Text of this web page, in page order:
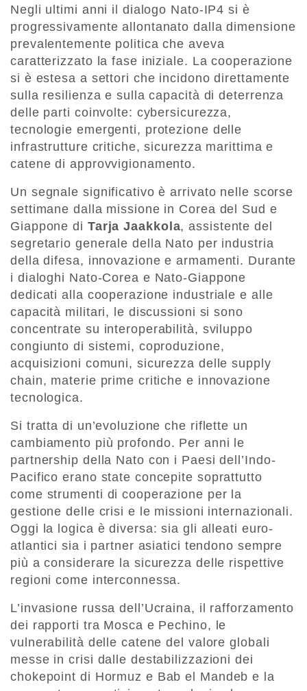
Negli ultimi anni il dialogo Nato-IP4 si è
progressivamente allontanato dalla dimensione
prevalentemente politica che aveva
caratterizzato la fase iniziale. La cooperazione
si è estesa a settori che incidono direttamente
sulla resilienza e sulla capacità di deterrenza
delle parti coinvolte: cybersicurezza,
tecnologie emergenti, protezione delle
infrastrutture critiche, sicurezza marittima e
catene di approvvigionamento.
Un segnale significativo è arrivato nelle scorse
settimane dalla missione in Corea del Sud e
Giappone di Tarja Jaakkola, assistente del
segretario generale della Nato per industria
della difesa, innovazione e armamenti. Durante
i dialoghi Nato-Corea e Nato-Giappone
dedicati alla cooperazione industriale e alle
capacità militari, le discussioni si sono
concentrate su interoperabilità, sviluppo
congiunto di sistemi, coproduzione,
acquisizioni comuni, sicurezza delle supply
chain, materie prime critiche e innovazione
tecnologica.
Si tratta di un’evoluzione che riflette un
cambiamento più profondo. Per anni le
partnership della Nato con i Paesi dell’Indo-
Pacifico erano state concepite soprattutto
come strumenti di cooperazione per la
gestione delle crisi e le missioni internazionali.
Oggi la logica è diversa: sia gli alleati euro-
atlantici sia i partner asiatici tendono sempre
più a considerare la sicurezza delle rispettive
regioni come interconnessa.
L’invasione russa dell’Ucraina, il rafforzamento
dei rapporti tra Mosca e Pechino, le
vulnerabilità delle catene del valore globali
messe in crisi dalle destabilizzazioni dei
chokepoint di Hormuz e Bab el Mandeb e la